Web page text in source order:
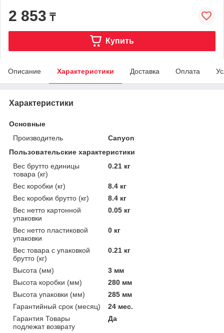
2 853 ₸
Купить
Описание Характеристики Доставка Оплата
Характеристики
Основные
Производитель
Canyon
Пользовательские характеристики
Вес брутто единицы
товара (кг)
0.21 кг
Вес коробки (кг)
8.4 кг
Вес коробки брутто (кг)
8.4 кг
Вес нетто картонной
упаковки
0.05 кг
Вес нетто пластиковой
упаковки
0 кг
Вес товара с упаковкой
брутто (кг)
0.21 кг
Высота (мм)
3 мм
Высота коробки (мм)
280 мм
Высота упаковки (мм)
285 мм
Гарантийный срок (месяц)
24 мес.
Гарантия Товары
подлежат возврату
Да